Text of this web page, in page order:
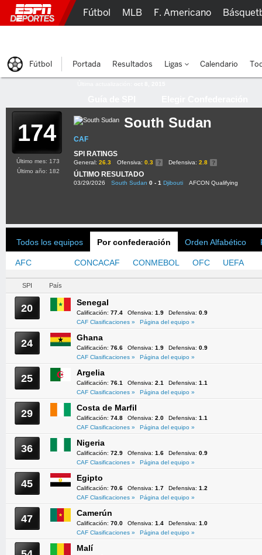
174 South Sudan
CAF
SPI RATINGS
General: 26.3 Ofensiva: 0.3 Defensiva: 2.8
ÚLTIMO RESULTADO
03/29/2026 South Sudan 0 - 1 Djibouti AFCON Qualifying
Último mes: 173
Último año: 182
Todos los equipos Por confederación Orden Alfabético
AFC CONCACAF CONMEBOL OFC UEFA
SPI País
20 Senegal
Calificación: 77.4 Ofensiva: 1.9 Defensiva: 0.9
CAF Clasificaciones »
Página del equipo »
24 Ghana
Calificación: 76.6 Ofensiva: 1.9 Defensiva: 0.9
CAF Clasificaciones »
Página del equipo »
25 Argelia
Calificación: 76.1 Ofensiva: 2.1 Defensiva: 1.1
CAF Clasificaciones »
Página del equipo »
29 Costa de Marfil
Calificación: 74.8 Ofensiva: 2.0 Defensiva: 1.1
CAF Clasificaciones »
Página del equipo »
36 Nigeria
Calificación: 72.9 Ofensiva: 1.6 Defensiva: 0.9
CAF Clasificaciones »
Página del equipo »
45 Egipto
Calificación: 70.6 Ofensiva: 1.7 Defensiva: 1.2
CAF Clasificaciones »
Página del equipo »
47 Camerún
Calificación: 70.0 Ofensiva: 1.4 Defensiva: 1.0
CAF Clasificaciones »
Página del equipo »
Malí
Fútbol MLB F. Americano
Fútbol Portada Resultados Ligas Calendario